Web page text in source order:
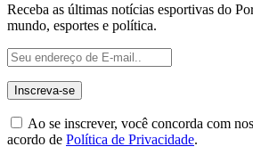
Receba as últimas notícias esportivas do
mundo, esportes e política.
Ao se inscrever, você concorda com
acordo de Política de Privacidade.